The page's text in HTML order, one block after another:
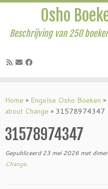
naar
inhoud
Osho
Beschrijving van 250
Home » Engelse Osho Boeken »
about Change » 31578974347
31578974347
Gepubliceerd 23 mei 2026 met
Change.